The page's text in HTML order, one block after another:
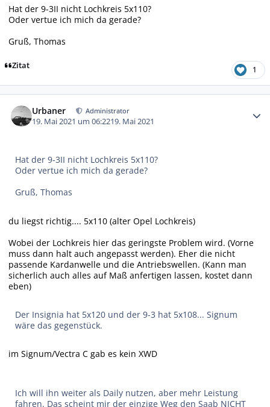
Hat der 9-3II nicht Lochkreis 5x110?
Oder vertue ich mich da gerade?
Gruß, Thomas
Zitat 1
Urbaner Administrator
19. Mai 2021 um 06:2219. Mai 2021
Hat der 9-3II nicht Lochkreis 5x110?
Oder vertue ich mich da gerade?
Gruß, Thomas
du liegst richtig.... 5x110 (alter Opel Lochkreis)
Wobei der Lochkreis hier das geringste Problem wird. (Vorne
muss dann halt auch angepasst werden). Eher die nicht
passende Kardanwelle und die Antriebswellen. (Kann man
sicherlich auch alles auf Maß anfertigen lassen, kostet dann
eben)
Der Insignia hat 5x120 und der 9-3 hat 5x108... Signum
wäre das gegenstück.
im Signum/Vectra C gab es kein XWD
Ich will ihn weiter als Daily nutzen, aber mehr Leistung
fahren. Das scheint mir der einzige Weg den Saab NICHT